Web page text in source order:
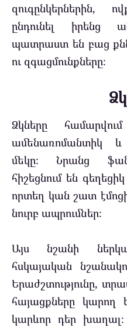
զուգընկերներին,
ընդունել իրենց
պատրաստ են բաց
ու զգացմունքները։
Ձկները
ամենառոմանտիկ և
մեկը։ Նրանց
հիշեցնում են
որտեղ կան շատ
նուրբ ապրումներ։
Այս նշանի
հսկայական
Երաժշտությունը,
հայացքները
կարևոր դեր